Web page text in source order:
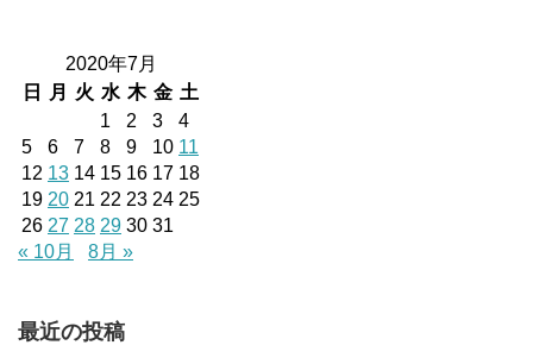
2020年7月
日
月 火 水 木 金 土
1
2 3
4
5
6 7 8 9 10 11
12 13 14 15 16 17 18
19 20 21 22 23 24 25
26 27 28 29 30 31
« 10月
8月 »
最近の投稿